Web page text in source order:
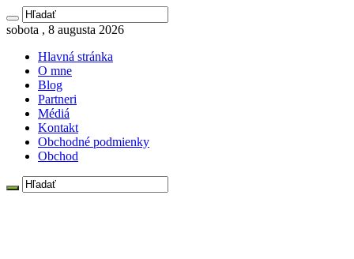
sobota , 8 augusta 2026
Hlavná stránka
O mne
Blog
Partneri
Médiá
Kontakt
Obchodné podmienky
Obchod